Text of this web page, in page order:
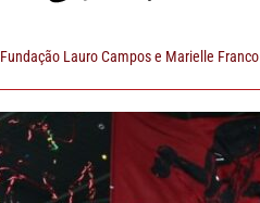
Fundação Lauro Campos e Marielle Franco